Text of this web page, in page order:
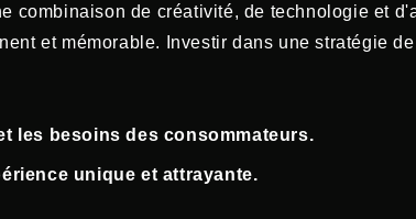
combinaison de créativité, de technologie et
et mémorable. Investir dans une stratégie
les besoins des consommateurs.
unique et attrayante.